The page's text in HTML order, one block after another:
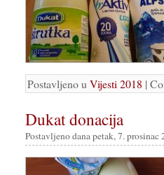
Postavljeno u Vijesti 2018 |
Dukat donacija
Postavljeno dana petak, 7.